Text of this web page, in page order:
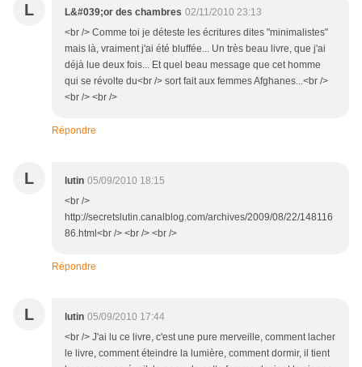
L L&#039;or des chambres 02/11/2010 23:13
<br /> Comme toi je déteste les écritures dites "minimalistes"
mais là, vraiment j'ai été bluffée... Un très beau livre, que j'ai
déjà lue deux fois... Et quel beau message que cet homme
qui se révolte du<br /> sort fait aux femmes Afghanes...<br />
<br /> <br />
Répondre
L lutin 05/09/2010 18:15
<br />
http://secretslutin.canalblog.com/archives/2009/08/22/148116
86.html<br /> <br /> <br />
Répondre
L lutin 05/09/2010 17:44
<br /> J'ai lu ce livre, c'est une pure merveille, comment lacher
le livre, comment éteindre la lumière, comment dormir, il tient